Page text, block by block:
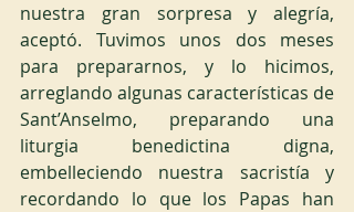
nuestra gran sorpresa y alegría,
aceptó. Tuvimos unos dos meses
para prepararnos, y lo hicimos,
arreglando algunas características de
Sant’Anselmo, preparando una
liturgia benedictina digna,
embelleciendo nuestra sacristía y
recordando lo que los Papas han